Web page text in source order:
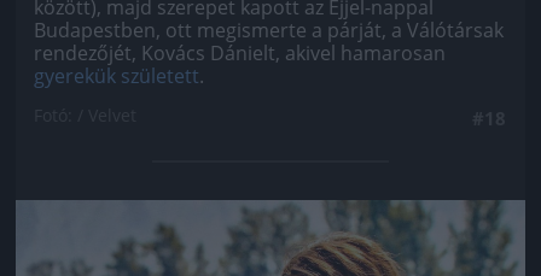
között), majd szerepet kapott az Éjjel-nappal
Budapestben, ott megismerte a párját, a Válótársak
rendezőjét, Kovács Dánielt, akivel hamarosan
gyerekük született.
Jön még kép!